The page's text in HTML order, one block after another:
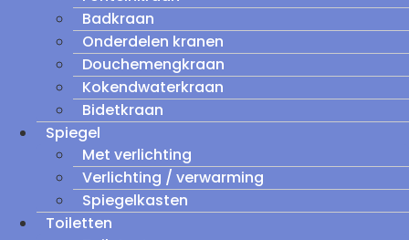
Badkraan
Onderdelen kranen
Douchemengkraan
Kokendwaterkraan
Bidetkraan
Spiegel
Met verlichting
Verlichting / verwarming
Spiegelkasten
Toiletten